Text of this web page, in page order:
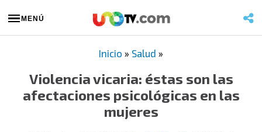
MENÚ
Inicio » Salud »
Violencia vicaria: éstas son las
afectaciones psicológicas en las
mujeres